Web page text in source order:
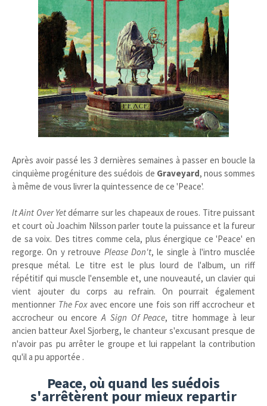
Après avoir passé les 3 dernières semaines à passer en boucle la
cinquième progéniture des suédois de Graveyard, nous sommes
à même de vous livrer la quintessence de ce 'Peace'.
It Aint Over Yetdémarre sur les chapeaux de roues. Titre puissant
et court où Joachim Nilsson parler toute la puissance et la fureur
de sa voix. Des titres comme cela, plus énergique ce 'Peace' en
regorge. On y retrouve Please Don't, le single à l'intro musclée
presque métal. Le titre est le plus lourd de l'album, un riff
répétitif qui muscle l'ensemble et, une nouveauté, un clavier qui
vient ajouter du corps au refrain. On pourrait également
mentionner The Foxavec encore une fois son riff accrocheur et
accrocheur ou encoreA Sign Of Peace, titre hommage à leur
ancien batteur Axel Sjorberg, le chanteur s'excusant presque de
n'avoir pas pu arrêter le groupe et lui rappelant la contribution
qu'il a pu apportée .
Peace, où quand les suédois
s'arrêtèrent pour mieux repartir